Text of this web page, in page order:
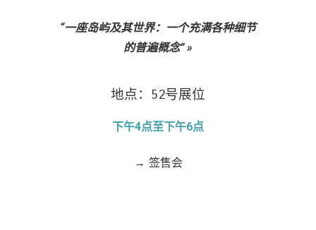
“一座岛屿及其世界：一个充满各种细节
的普遍概念”»
地点：52号展位
下午4点至下午6点
→ 签售会